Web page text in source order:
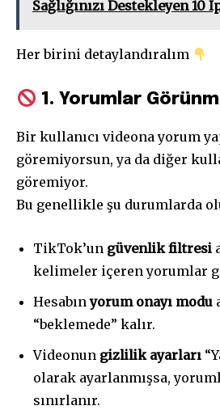
Sağlığınızı Destekleyen 10
Her birini detaylandıralım
1. Yorumlar
Bir kullanıcı videona yorum
göremiyorsun, ya da diğer
göremiyor.
Bu genellikle şu durumlarda
TikTok’un güvenlik filtresi
kelimeler içeren yorumlar
Hesabınyorum onayı modu
“beklemede” kalır.
Videonun gizlilik ayarları
olarak ayarlanmışsa,
sınırlanır.